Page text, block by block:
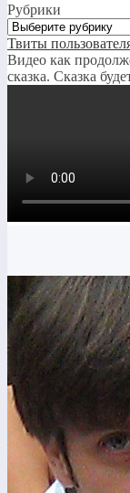
Рубрики
Рубрики
Твиты
Видео как
сказка. Сказка